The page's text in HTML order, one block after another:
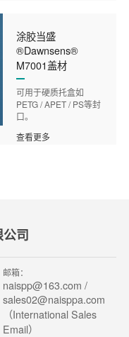
涂胶当盛
®Dawnsens®
M7001盖材
可用于硬质托盒如
PETG / APET / PS等封
口。
查看更多
司
邮箱：
naispp@163.com /
sales02@naisppa.com
（International Sales
Email）